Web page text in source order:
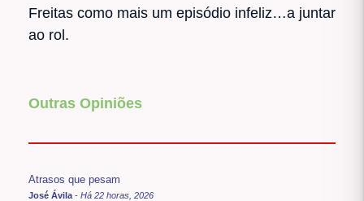
Freitas como mais um episódio infeliz…a juntar
ao rol.
Outras Opiniões
Atrasos que pesam
José Ávila - Há 22 horas, 2026